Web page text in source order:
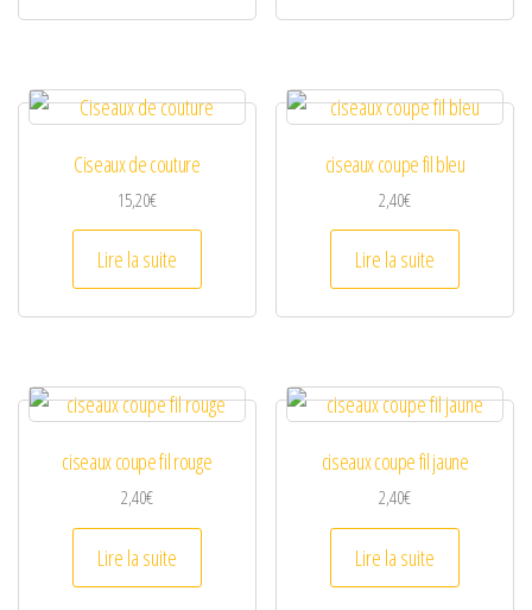
Ciseaux de couture
15,20€
Lire la suite
ciseaux coupe fil bleu
2,40€
Lire la suite
ciseaux coupe fil rouge
2,40€
Lire la suite
ciseaux coupe fil jaune
2,40€
Lire la suite